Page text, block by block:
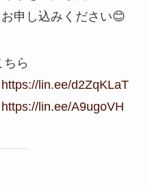
申し込みください😊
ら
https://lin.ee/d2ZqKLaT
https://lin.ee/A9ugoVH